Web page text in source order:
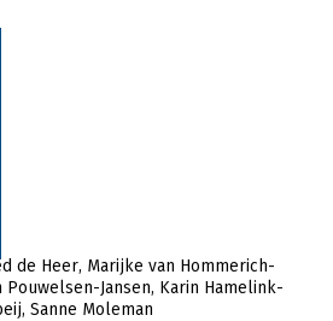
de Heer Marijke van Hommerich-
Jansen Karin Hamelink-
Sanne Moleman